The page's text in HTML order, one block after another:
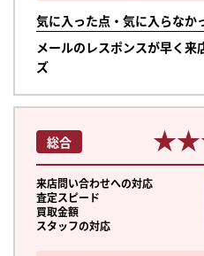
気に入った点・気に入らなか
メールのレスポンスが早く来
ズ
総合
来店問い合わせへの対応
査定スピード
買取金額
スタッフの対応